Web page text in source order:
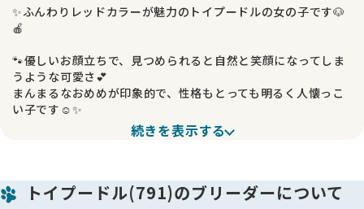
✨ふんわりレッドカラーが魅力のトイプードルの女の子です🐶
🍎
🐾優しいお顔立ちで、見つめられると自然と笑顔になってしま
うような可愛さ💕
まんまるなおめめが印象的で、性格もとっても明るく人懐っこ
い子です☺️✨
抱っこをすると安心したように落ち着いてくれる甘えん坊さん
で、そっと寄り添ってくれる姿がたまりません🌸
康的✨
続きを表示する
トイプードル(791)のブリーダーについて